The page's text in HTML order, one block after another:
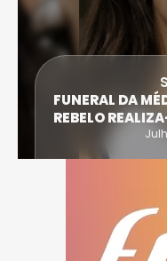
FUNERAL DA
REBELO